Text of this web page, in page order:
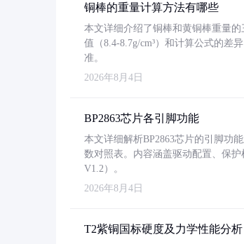
铜棒的重量计算方法有哪些
本文详细介绍了铜棒和黄铜棒重量
值（8.4-8.7g/cm³）和计算公式的差
准。
2026年8月4日
BP2863芯片各引脚功能
本文详细解析BP2863芯片的引脚功
数对照表。内容涵盖驱动配置、保
V1.2）。
2026年8月4日
T2紫铜国标硬度及力学性能分析